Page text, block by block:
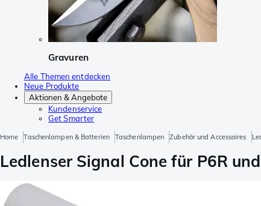
Gravuren
Alle Themen entdecken
Neue Produkte
Aktionen & Angebote
Kundenservice
Get Smarter
Home Taschenlampen & Batterien Taschenlampen Zubehör und Accessoires
Ledlenser Signal Cone für P6R